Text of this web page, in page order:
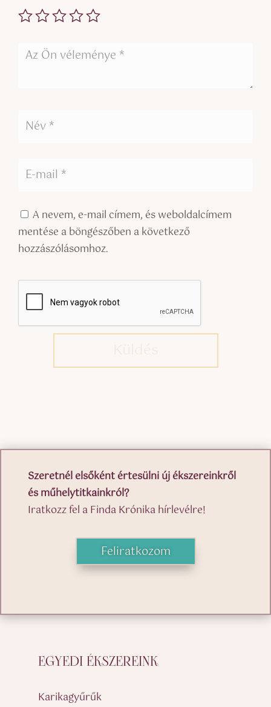
A nevem, e-mail címem, és weboldalcímem
mentése a böngészőben a következő
hozzászólásomhoz.
Szeretnél elsőként értesülni új ékszereinkről
és műhelytitkainkról?
Iratkozz fel a Finda Krónika hírlevélre!
Feliratkozom
EGYEDI ÉKSZEREINK
Karikagyűrűk